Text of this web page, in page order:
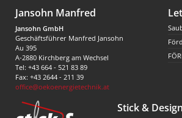
Jansohn Manfred
Jansohn GmbH
Geschäftsführer Manfred Jansohn
Au 395
A-2880 Kirchberg am Wechsel
Tel: +43 664 - 521 83 89
Fax: +43 2644 - 211 39
office@oekoenergietechnik.at
Stick & Design